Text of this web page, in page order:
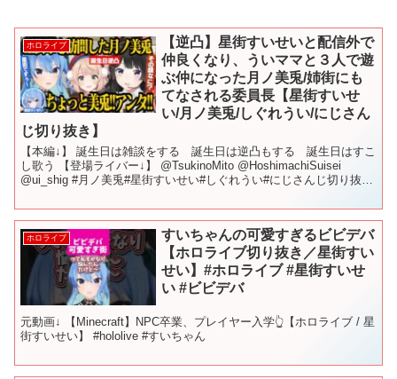
ホロライブ
【逆凸】星街すいせいと配信外で
仲良くなり、ういママと３人で遊
ぶ仲になった月ノ美兎/姉街にも
てなされる委員長【星街すいせ
い/月ノ美兎/しぐれうい/にじさん
じ切り抜き】
【本編↓】 誕生日は雑談をする 誕生日は逆凸もする 誕生日はすこ
し歌う 【登場ライバー↓】 @TsukinoMito @HoshimachiSuisei
@ui_shig #月ノ美兎#星街すいせい#しぐれうい#にじさんじ切り抜き
ホロライブ
すいちゃんの可愛すぎるビビデバ
【ホロライブ切り抜き／星街すい
せい】#ホロライブ #星街すいせ
い #ビビデバ
元動画↓ 【Minecraft】NPC卒業、プレイヤー入学👆【ホロライブ / 星
街すいせい】 #hololive #すいちゃん